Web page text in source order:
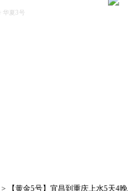
华夏3号
> 【黄金5号】宜昌到重庆上水5天4晚